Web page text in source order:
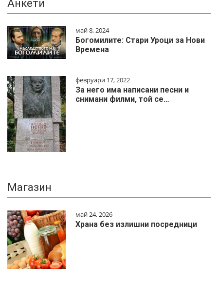
Анкети
май 8, 2024
Богомилите: Стари Уроци за Нови
Времена
февруари 17, 2022
За него има написани песни и
снимани филми, той се…
Магазин
май 24, 2026
Храна без излишни посредници